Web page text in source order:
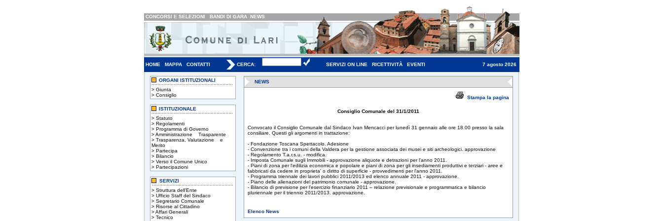
CONCORSI E SELEZIONI BANDI DI GARA NEWS
HOME MAPPA CONTATTI CERCA: SERVIZI ON LINE RICETTIVITÀ EVENTI 7 agosto 2026
ORGANI ISTITUZIONALI
> Giunta
> Consiglio
ISTITUZIONALE
> Statuto
> Regolamenti
> Programma di Governo
>Amministrazione Trasparente
> Trasparenza, Valutazione e
Merito
> Partecipa
> Bilancio
> Verso il Comune Unico
> Partecipazioni
SERVIZI
> Struttura dell'Ente
> Ufficio Staff del Sindaco
> Segretario Comunale
> Risorse al Cittadino
>Affari Generali
> Tecnico
NEWS
Stampa la pagina
Consiglio Comunale del 31/1/2011
Convocato il Consiglio Comunale dal Sindaco Ivan Mencacci per lunedì 31 gennaio alle ore 18.00 presso la sala
consiliare. Questi gli argomenti in trattazione:
- Fondazione Toscana Spettacolo. Adesione
- Convenzione tra i comuni della Valdera per la gestione associata dei musei e siti archeologici. approvazione
- Regolamento T.a.r.s.u. - modifica.
- Imposta Comunale sugli Immobili - approvazione aliquote e detrazioni per l'anno 2011.
- Piani di zona per l'edilizia economica e popolare e piani di zona per gli insediamenti produttivi e terziari - aree e
fabbricati da cedere in proprieta' o diritto di superficie - provvedimenti per l'anno 2011.
- Programma triennale dei lavori pubblici 2011/2013 ed elenco annuale 2011 - approvazione.
- Piano delle alienazioni del patrimonio comunale - approvazione.
- Bilancio di previsione per l'esercizio finanziario 2011 – relazione previsionale e programmatica e bilancio
pluriennale per il triennio 2011/2013. approvazione.
Elenco News